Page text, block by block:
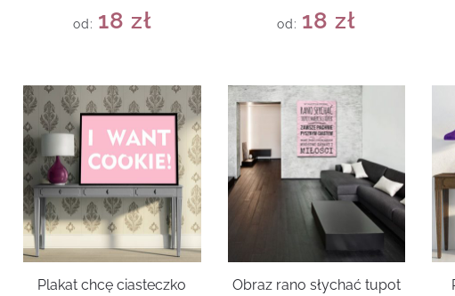
od: 18 zł od: 18zł
Plakat chcę ciasteczko
Obraz rano słychać tupot